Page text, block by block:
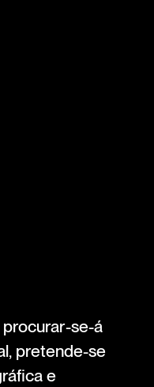
se-á
pretende-se
e